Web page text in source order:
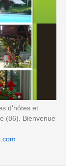
d'hôtes et
(86). Bienvenue